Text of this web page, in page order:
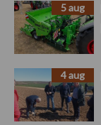
5 aug
4 aug